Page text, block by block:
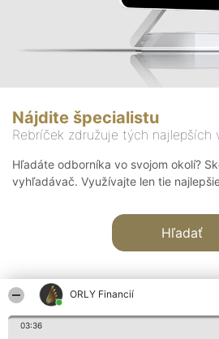
ORLY Financií
03:36
Nájdite špecialistu
Rebríček združuje tých najlepších
Hľadáte odborníka vo svojom okolí?
vyhľadávač. Využívajte len tie
Hľadať